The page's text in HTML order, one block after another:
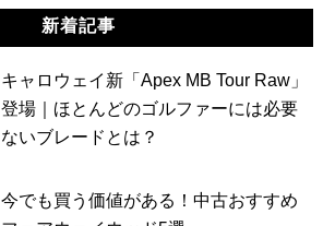
新着記事
キャロウェイ新「Apex MB Tour Raw」
登場｜ほとんどのゴルファーには必要
ないブレードとは？
今でも買う価値がある！中古おすすめ